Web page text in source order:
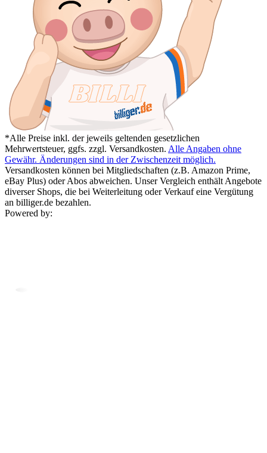
*Alle Preise inkl. der jeweils geltenden gesetzlichen
Mehrwertsteuer, ggfs. zzgl. Versandkosten. Alle Angaben ohne
Gewähr. Änderungen sind in der Zwischenzeit möglich.
Versandkosten können bei Mitgliedschaften (z.B. Amazon Prime,
eBay Plus) oder Abos abweichen. Unser Vergleich enthält Angebote
diverser Shops, die bei Weiterleitung oder Verkauf eine Vergütung
an billiger.de bezahlen.
Powered by: